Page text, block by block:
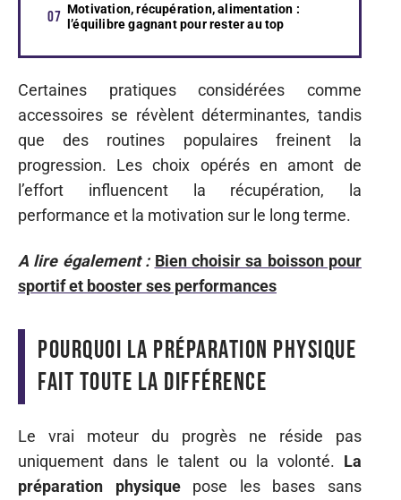
Motivation, récupération, alimentation :
l’équilibre gagnant pour rester au top
Certaines pratiques considérées comme
accessoires se révèlent déterminantes, tandis
que des routines populaires freinent la
progression. Les choix opérés en amont de
l’effort influencent la récupération, la
performance et la motivation sur le long terme.
A lire également : Bien choisir sa boisson pour
sportif et booster ses performances
Pourquoi la préparation physique
fait toute la différence
Le vrai moteur du progrès ne réside pas
uniquement dans le talent ou la volonté. La
préparation physiquepose les bases sans